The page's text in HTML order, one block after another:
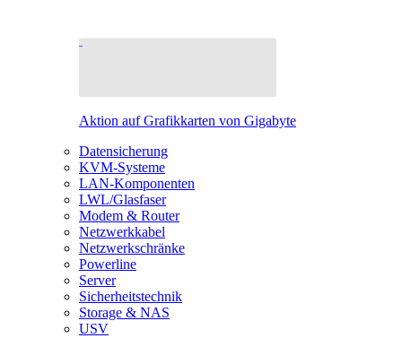
Aktion auf Grafikkarten von Gigabyte
Datensicherung
KVM-Systeme
LAN-Komponenten
LWL/Glasfaser
Modem & Router
Netzwerkkabel
Netzwerkschränke
Powerline
Server
Sicherheitstechnik
Storage & NAS
USV